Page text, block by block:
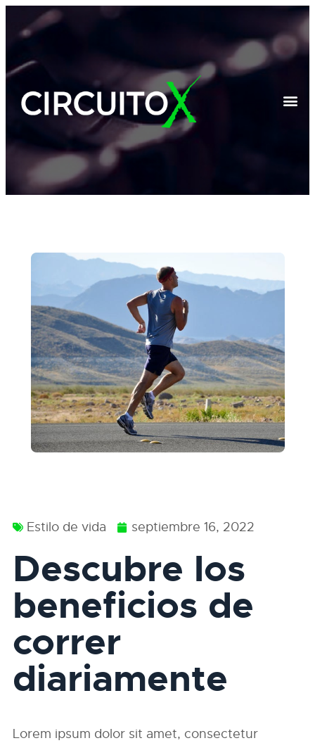
Estilo de vida septiembre 16, 2022
Descubre los
beneficios de
correr
diariamente
Lorem ipsum dolor sit amet, consectetur